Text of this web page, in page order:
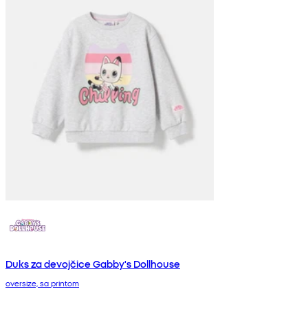
Duks za devojčice Gabby's Dollhouse
oversize, sa printom